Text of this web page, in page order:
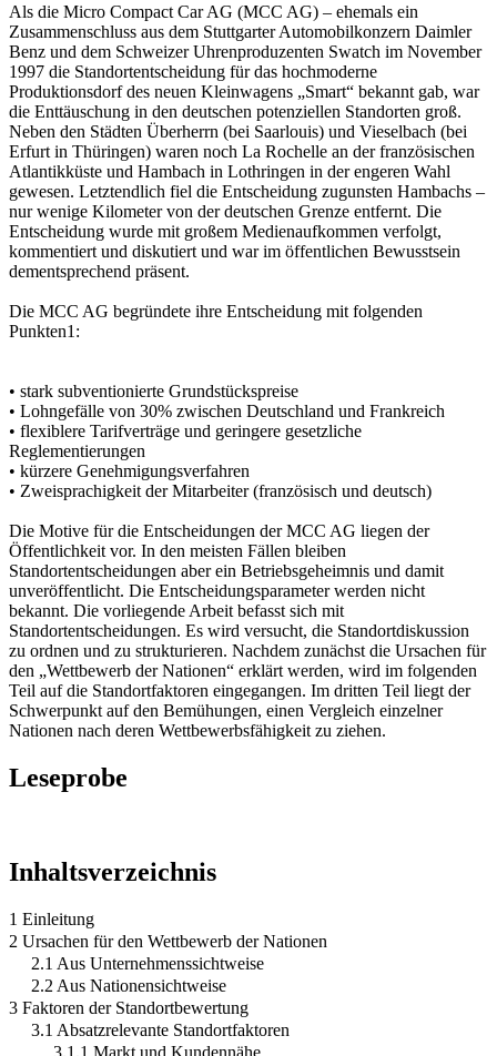
Als die Micro Compact Car AG (MCC AG) – ehemals ein
Zusammenschluss aus dem Stuttgarter Automobilkonzern Daimler
Benz und dem Schweizer Uhrenproduzenten Swatch im November
1997 die Standortentscheidung für das hochmoderne
Produktionsdorf des neuen Kleinwagens „Smart“ bekannt gab, war
die Enttäuschung in den deutschen potenziellen Standorten groß.
Neben den Städten Überherrn (bei Saarlouis) und Vieselbach (bei
Erfurt in Thüringen) waren noch La Rochelle an der französischen
Atlantikküste und Hambach in Lothringen in der engeren Wahl
gewesen. Letztendlich fiel die Entscheidung zugunsten Hambachs –
nur wenige Kilometer von der deutschen Grenze entfernt. Die
Entscheidung wurde mit großem Medienaufkommen verfolgt,
kommentiert und diskutiert und war im öffentlichen Bewusstsein
dementsprechend präsent.
Die MCC AG begründete ihre Entscheidung mit folgenden
Punkten1:
• stark subventionierte Grundstückspreise
• Lohngefälle von 30% zwischen Deutschland und Frankreich
• flexiblere Tarifverträge und geringere gesetzliche
Reglementierungen
• kürzere Genehmigungsverfahren
• Zweisprachigkeit der Mitarbeiter (französisch und deutsch)
Die Motive für die Entscheidungen der MCC AG liegen der
Öffentlichkeit vor. In den meisten Fällen bleiben
Standortentscheidungen aber ein Betriebsgeheimnis und damit
unveröffentlicht. Die Entscheidungsparameter werden nicht
bekannt. Die vorliegende Arbeit befasst sich mit
Standortentscheidungen. Es wird versucht, die Standortdiskussion
zu ordnen und zu strukturieren. Nachdem zunächst die Ursachen für
den „Wettbewerb der Nationen“ erklärt werden, wird im folgenden
Teil auf die Standortfaktoren eingegangen. Im dritten Teil liegt der
Schwerpunkt auf den Bemühungen, einen Vergleich einzelner
Nationen nach deren Wettbewerbsfähigkeit zu ziehen.
Leseprobe
Inhaltsverzeichnis
1 Einleitung
2 Ursachen für den Wettbewerb der Nationen
2.1 Aus Unternehmenssichtweise
2.2 Aus Nationensichtweise
3 Faktoren der Standortbewertung
3.1 Absatzrelevante Standortfaktoren
3.1.1 Markt und Kundennähe